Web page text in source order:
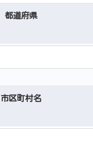
都道府県
市区町村名